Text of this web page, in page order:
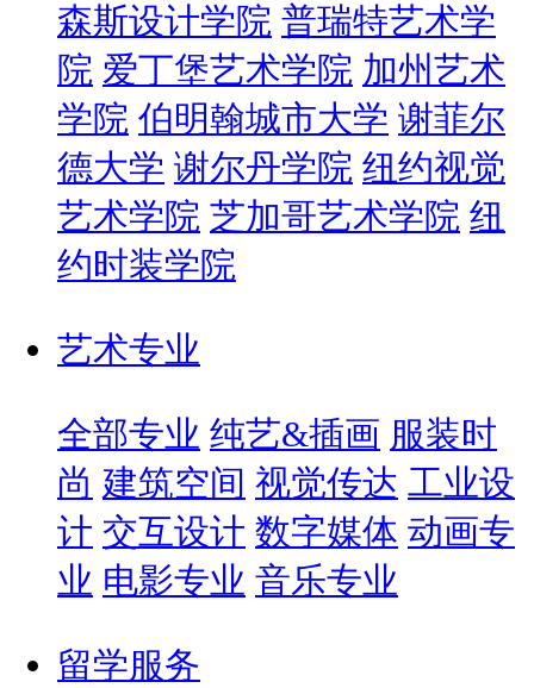
森斯设计学院 普瑞特艺术学
院 爱丁堡艺术学院 加州艺术
学院 伯明翰城市大学 谢菲尔
德大学 谢尔丹学院 纽约视觉
艺术学院 芝加哥艺术学院 纽
约时装学院
艺术专业
全部专业 纯艺&插画 服装时
尚 建筑空间 视觉传达 工业设
计 交互设计 数字媒体 动画专
业 电影专业 音乐专业
留学服务